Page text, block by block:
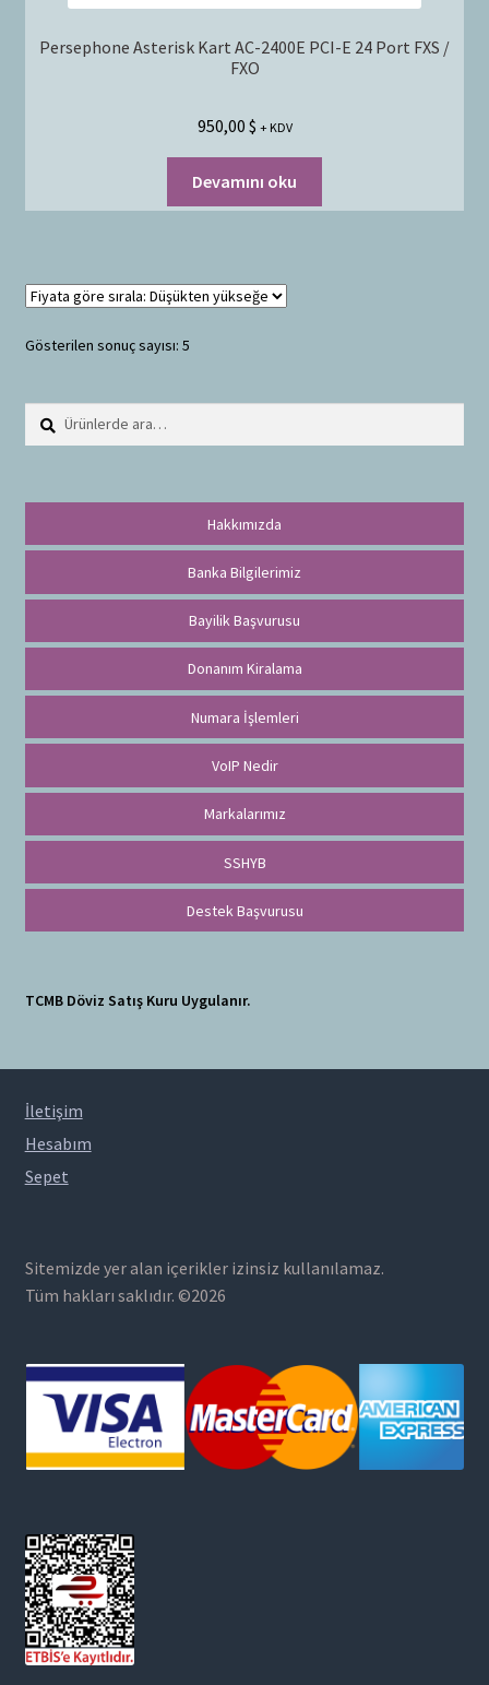
Persephone Asterisk Kart AC-2400E PCI-E 24 Port FXS /
FXO
950,00 $ + KDV
Devamını oku
Gösterilen sonuç sayısı: 5
Ara:
Hakkımızda
Banka Bilgilerimiz
Bayilik Başvurusu
Donanım Kiralama
Numara İşlemleri
VoIP Nedir
Markalarımız
SSHYB
Destek Başvurusu
TCMB Döviz Satış Kuru Uygulanır.
İletişim
Hesabım
Sepet
Sitemizde yer alan içerikler izinsiz kullanılamaz.
Tüm hakları saklıdır. ©2026